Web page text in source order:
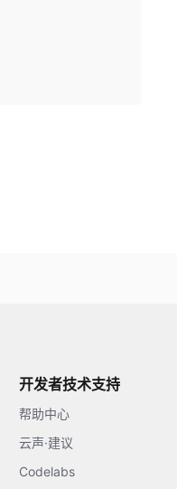
开发者技术支持
帮助中心
云声·建议
Codelabs